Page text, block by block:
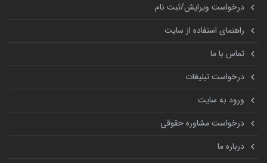
درخواست ویرایش/ثبت نام
راهنمای استفاده از سایت
تماس با ما
درخواست تبلیغات
ورود به سایت
درخواست مشاوره حقوقی
درباره ما